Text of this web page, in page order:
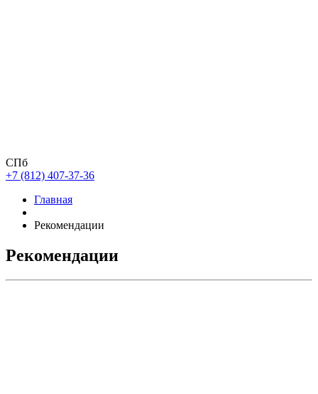
СПб
+7 (812) 407-37-36
Главная
Рекомендации
Рекомендации